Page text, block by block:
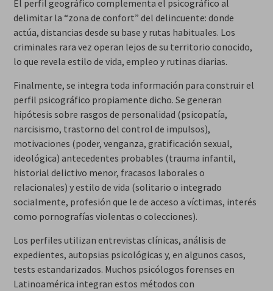
El perfil geográfico complementa el psicográfico al
delimitar la “zona de confort” del delincuente: donde
actúa, distancias desde su base y rutas habituales. Los
criminales rara vez operan lejos de su territorio conocido,
lo que revela estilo de vida, empleo y rutinas diarias.
Finalmente, se integra toda información para construir el
perfil psicográfico propiamente dicho. Se generan
hipótesis sobre rasgos de personalidad (psicopatía,
narcisismo, trastorno del control de impulsos),
motivaciones (poder, venganza, gratificación sexual,
ideológica) antecedentes probables (trauma infantil,
historial delictivo menor, fracasos laborales o
relacionales) y estilo de vida (solitario o integrado
socialmente, profesión que le de acceso a víctimas, interés
como pornografías violentas o colecciones).
Los perfiles utilizan entrevistas clínicas, análisis de
expedientes, autopsias psicológicas y, en algunos casos,
tests estandarizados. Muchos psicólogos forenses en
Latinoamérica integran estos métodos con